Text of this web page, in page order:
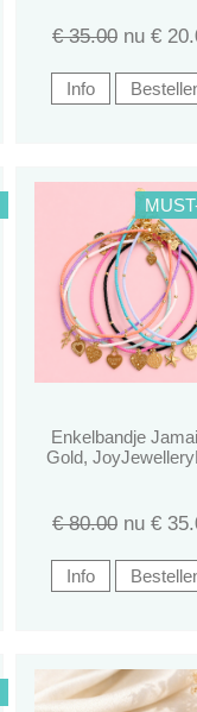
€ 35.00 nu €
Enkelbandje
Gold,
€ 80.00 nu €